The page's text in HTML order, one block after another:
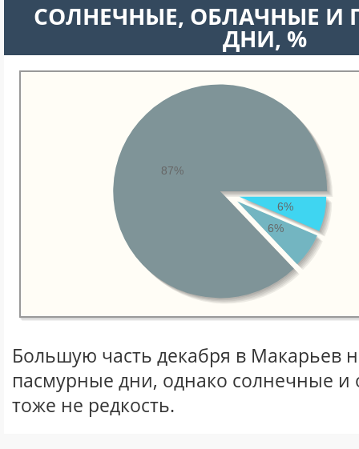
CОЛНЕЧНЫЕ, ОБЛАЧНЫЕ И
ДНИ, %
6%
6%
87%
Большую часть декабря в Макарьев
пасмурные дни, однако солнечные
тоже не редкость.